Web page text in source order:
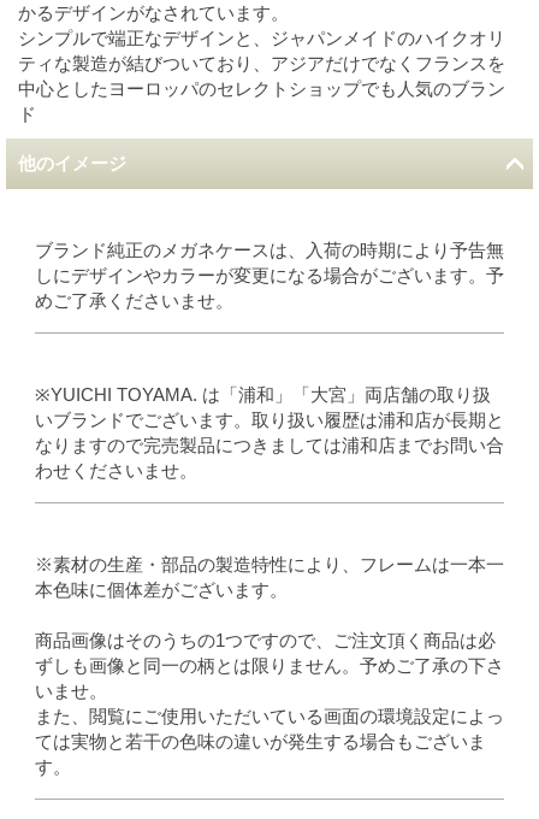
かるデザインがなされています。
シンプルで端正なデザインと、ジャパンメイドのハイクオリ
ティな製造が結びついており、アジアだけでなくフランスを
中心としたヨーロッパのセレクトショップでも人気のブラン
ド
他のイメージ
ブランド純正のメガネケースは、入荷の時期により予告無
しにデザインやカラーが変更になる場合がございます。予
めご了承くださいませ。
※YUICHI TOYAMA. は「浦和」「大宮」両店舗の取り扱
いブランドでございます。取り扱い履歴は浦和店が長期と
なりますので完売製品につきましては浦和店までお問い合
わせくださいませ。
※素材の生産・部品の製造特性により、フレームは一本一
本色味に個体差がございます。
商品画像はそのうちの1つですので、ご注文頂く商品は必
ずしも画像と同一の柄とは限りません。予めご了承の下さ
いませ。
また、閲覧にご使用いただいている画面の環境設定によっ
ては実物と若干の色味の違いが発生する場合もございま
す。